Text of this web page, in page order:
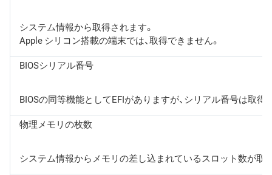
システム情報から取得されます。
Apple シリコン搭載の端末では、取得できません。
BIOSシリアル番号
BIOSの同等機能としてEFIがありますが、シリアル番号は取得
物理メモリの枚数
システム情報からメモリの差し込まれているスロット数が取